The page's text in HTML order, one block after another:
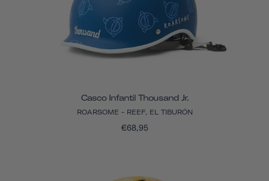
Casco Infantil Thousand Jr.
ROARSOME - REEF, EL TIBURÓN
€68,95